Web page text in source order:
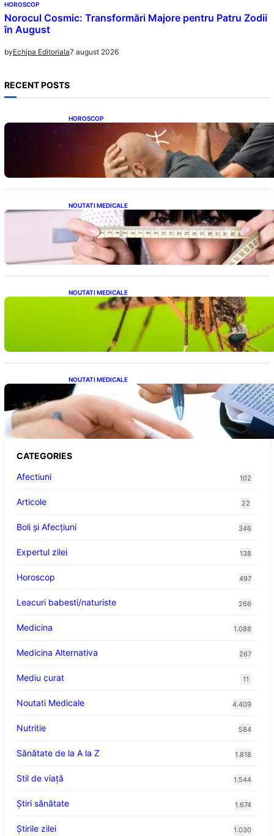
HOROSCOP
Norocul Cosmic: Transformări Majore pentru Patru Zodii
în August
byEchipa Editoriala7 august 2026
RECENT POSTS
HOROSCOP
Mituri și Realități: Ce Spun Astrologii Despre
Sufletele Bătrâne și Lunile de Naștere
NOUTATI MEDICALE
Inovație Revoluționară în Tratamentul
Obezității: Gastroplastie Endoscopică fără
Bisturiu
NOUTATI MEDICALE
Virusul West Nile: O Amenințare Tot Mai
Aproape pentru România și Europa
NOUTATI MEDICALE
Acordul României cu Banca Mondială: O
Analiză Detaliată a Împrumutului și
Condițiilor Impuse
CATEGORIES
Afectiuni
102
Articole 22
Boli și Afecțiuni 346
Expertul zilei 138
Horoscop 497
Leacuri babesti/naturiste 266
Medicina 1.088
Medicina Alternativa 267
Mediu curat 11
Noutati Medicale 4.409
Nutritie 584
Sănătate de la A la Z 1.818
Stil de viaţă 1.544
Ştiri sănătate 1.674
Știrile zilei 1.030